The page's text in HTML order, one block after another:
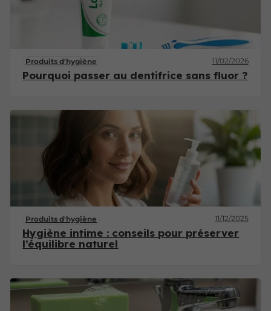
Produits d'hygiène 11/02/2026
Pourquoi passer au dentifrice sans fluor ?
Produits d'hygiène 11/12/2025
Hygiène intime : conseils pour préserver
l’équilibre naturel